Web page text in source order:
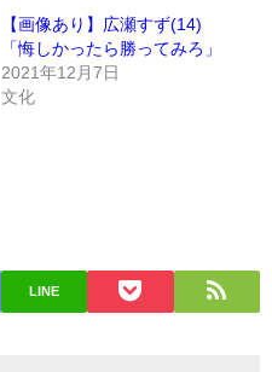
【画像あり】広瀬すず(14)
「悔しかったら勝ってみろ」
2021年12月7日
文化
LINE